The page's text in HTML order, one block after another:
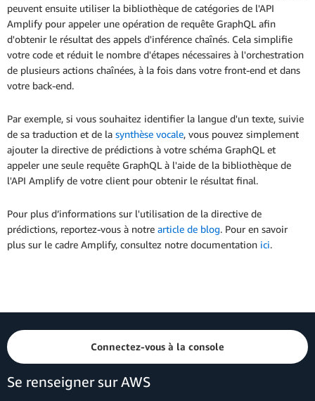
peuvent ensuite utiliser la bibliothèque de catégories de l'API
Amplify pour appeler une opération de requête GraphQL afin
d'obtenir le résultat des appels d'inférence chaînés. Cela simplifie
votre code et réduit le nombre d'étapes nécessaires à l'orchestration
de plusieurs actions chaînées, à la fois dans votre front-end et dans
votre back-end.
Par exemple, si vous souhaitez identifier la langue d'un texte, suivie
de sa traduction et de la synthèse vocale, vous pouvez simplement
ajouter la directive de prédictions à votre schéma GraphQL et
appeler une seule requête GraphQL à l'aide de la bibliothèque de
l'API Amplify de votre client pour obtenir le résultat final.
Pour plus d’informations sur l'utilisation de la directive de
prédictions, reportez-vous à notre article de blog. Pour en savoir
plus sur le cadre Amplify, consultez notre documentation ici.
Connectez-vous à la console
Se renseigner sur AWS